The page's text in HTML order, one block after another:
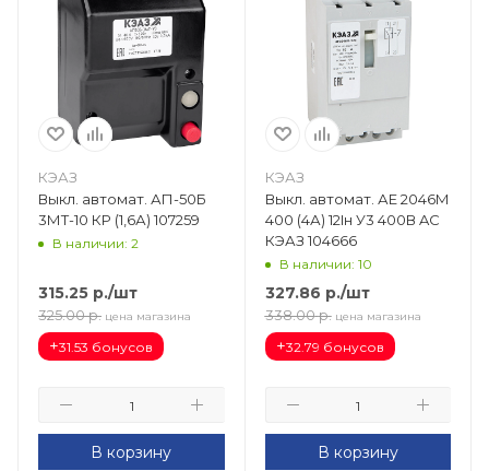
КЭАЗ
Выкл. автомат. АП-50Б
3МТ-10 КР (1,6А) 107259
В наличии: 2
315.25 р./шт
325.00 р. цена магазина
+31.53 бонусов
В корзину
КЭАЗ
Выкл. автомат. АЕ 2046М
400 (4А) 12Iн У3 400В AC
КЭАЗ 104666
В наличии: 10
327.86 р./шт
338.00 р. цена магазина
+32.79 бонусов
В корзину